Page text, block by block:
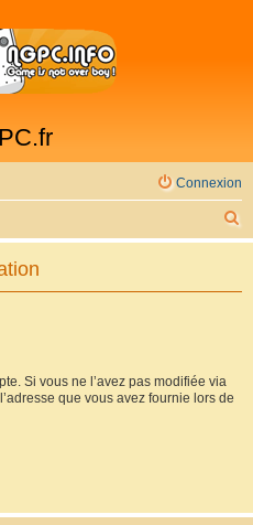
Connexion
e
Si vous ne l’avez pas modifiée via
que vous avez fournie lors de